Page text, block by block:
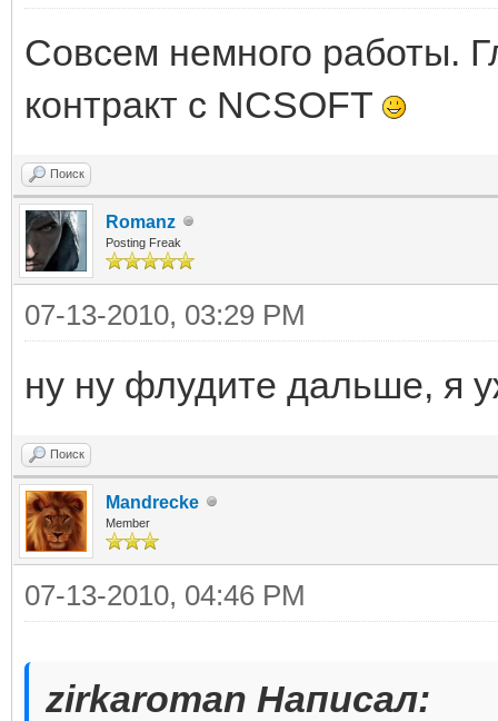
Совсем немного работы.
контракт с NCSOFT
Поиск
Romanz
Posting Freak
07-13-2010, 03:29 PM
ну ну флудите дальше, я
Поиск
Mandrecke
Member
07-13-2010, 04:46 PM
zirkaroman Написал: